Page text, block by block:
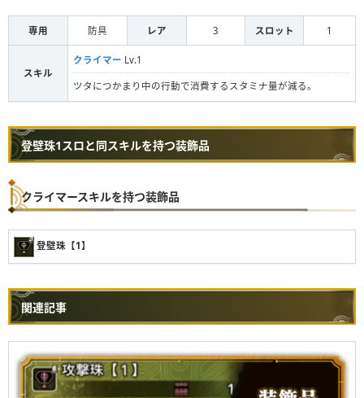
専用 防具 レア 3 スロット 1
スキル
クライマー Lv.1
ツタにつかまり中の行動で消費するスタミナ量が減る。
登壁珠1スロと同スキルを持つ装飾品
クライマースキルを持つ装飾品
登壁珠【1】
関連記事